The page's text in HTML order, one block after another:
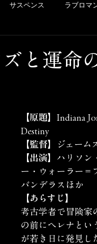
サスペンス ラブロマ
と運命
【原題】 Indiana
Destiny
【監督】
ジェーム
【出演】 ハリソン
ー・ウォーラー＝
バンデラスほか
【あらすじ】
考古学者で冒険家
の前にヘレナとい
が若き日に発見し